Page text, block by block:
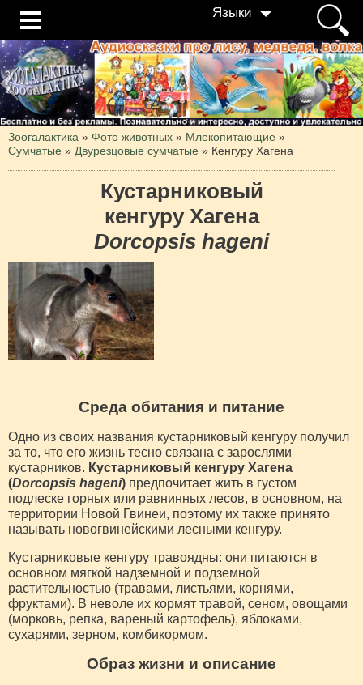
Языки
Зоогалактика » Фото животных » Млекопитающие »
Сумчатые » Двурезцовые сумчатые » Кенгуру Хагена
Кустарниковый
кенгуру Хагена
Dorcopsis hageni
Среда обитания и питание
Одно из своих названия кустарниковый кенгуру получил
за то, что его жизнь тесно связана с зарослями
кустарников. Кустарниковый кенгуру Хагена
(Dorcopsis hageni) предпочитает жить в густом
подлеске горных или равнинных лесов, в основном, на
территории Новой Гвинеи, поэтому их также принято
называть новогвинейскими лесными кенгуру.
Кустарниковые кенгуру травоядны: они питаются в
основном мягкой надземной и подземной
растительностью (травами, листьями, корнями,
фруктами). В неволе их кормят травой, сеном, овощами
(морковь, репка, вареный картофель), яблоками,
сухарями, зерном, комбикормом.
Образ жизни и описание